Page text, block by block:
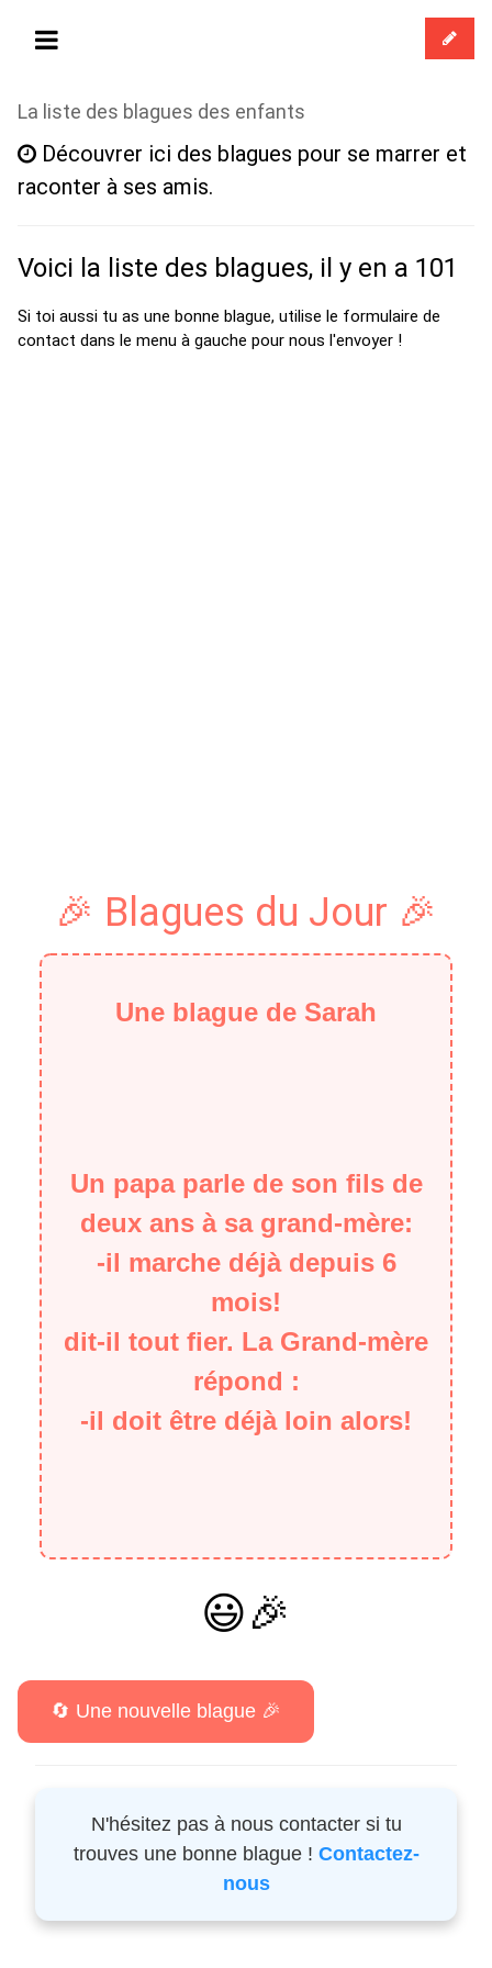
La liste des blagues des enfants
Découvrer ici des blagues pour se marrer et
raconter à ses amis.
Voici la liste des blagues, il y en a 101
Si toi aussi tu as une bonne blague, utilise le formulaire de
contact dans le menu à gauche pour nous l'envoyer !
🎉 Blagues du Jour 🎉
Une blague de Sarah
Un papa parle de son fils de
deux ans à sa grand-mère:
-il marche déjà depuis 6
mois!
dit-il tout fier. La Grand-mère
répond :
-il doit être déjà loin alors!
😃🎉
N'hésitez pas à nous contacter si tu
trouves une bonne blague ! Contactez-
nous